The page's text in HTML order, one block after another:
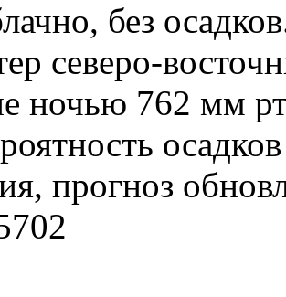
без
северо-
ночью 762 мм
прогноз